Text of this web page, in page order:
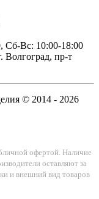
Сб-Вс: 10:00-18:00
Волгоград, пр-т
© 2014 - 2026
офертой. Наличие
оставляют за
и внешний вид товаров